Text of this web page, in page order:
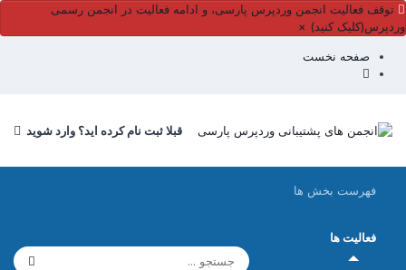
توقف فعالیت انجمن وردپرس پارسی، و ادامه فعالیت در انجمن رسمی
وردپرس(کلیک کنید) ×
صفحه نخست
قبلا ثبت نام کرده اید؟ وارد شوید
فهرست بخش ها
فعالیت ها